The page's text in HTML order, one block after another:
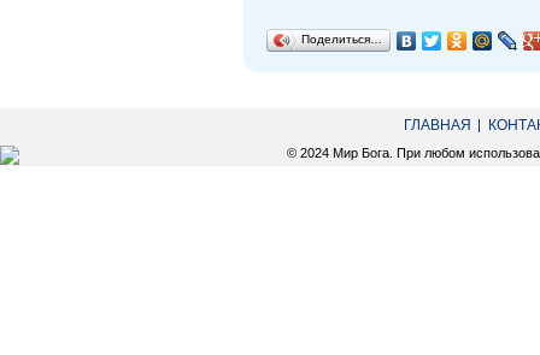
Поделиться…
ГЛАВНАЯ
© 2024 Мир Бога. При любом